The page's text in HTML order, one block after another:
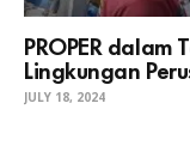
PROPER
Lingkungan
JULY 18, 2024